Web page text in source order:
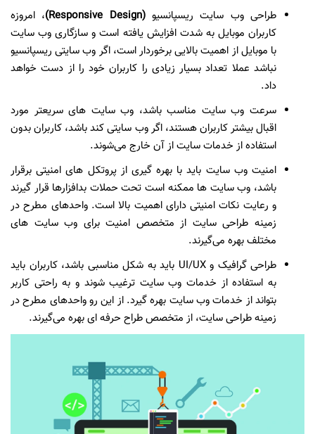
طراحی وب سایت ریسپانسیو(Responsive Design)
، امروزه
کاربران موبایل به شدت افزایش یافته است و سازگاری وب سایت
با موبایل از اهمیت بالایی برخوردار است، اگر وب سایتی ریسپانسیو
نباشد عملا تعداد بسیار زیادی را کاربران خود را از دست خواهد
داد.
سرعت وب سایت مناسب باشد، وب سایت های سریعتر مورد
اقبال بیشتر کاربران هستند، اگر وب سایتی کند باشد، کاربران بدون
استفاده از خدمات سایت از آن خارج می‌شوند.
امنیت وب سایت باید با بهره گیری از پروتکل های امنیتی برقرار
باشد، وب سایت ها ممکنه است تحت حملات بدافزارها قرار گیرند
و رعایت نکات امنیتی دارای اهمیت بالا است. واحدهای مطرح در
زمینه طراحی سایت از متخصص امنیت برای وب سایت های
مختلف بهره می‌گیرند.
طراحی گرافیک و UI/UX باید به شکل مناسبی باشد، کاربران باید
به استفاده از خدمات وب سایت ترغیب شوند و به راحتی کاربر
بتواند از خدمات وب سایت بهره گیرد. از این رو واحدهای مطرح در
زمینه طراحی سایت، از متخصص طراح حرفه ای بهره می‌گیرند.